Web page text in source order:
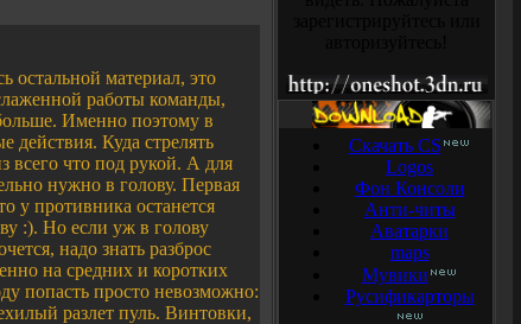
остальной материал, это
работы команды,
Именно поэтому в
действия. Куда стрелять
всего что под рукой. А для
нужно в голову. Первая
у противника останется
:). Но если уж в голову
надо знать разброс
на средних и коротких
попасть просто невозможно:
разлет пуль. Винтовки,
Скачать CS
Logos
Фон Консоли
Анти-читы
Аватарки
maps
Мувики
Русификарторы